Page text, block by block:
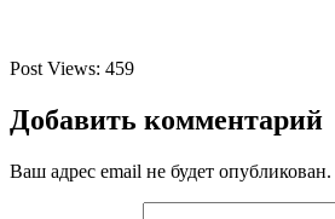
Post Views: 459
Добавить комментарий
Ваш адрес email не будет опубликован.